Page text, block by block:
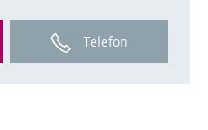
Telefon